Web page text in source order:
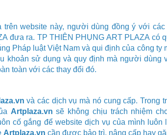
trên website này, người dùng đồng ý với
đưa ra. TP THIÊN PHỤNG ART PLAZA có
Pháp luật Việt Nam và qui định của công
khoản sử dụng và quy định mà người dùng
toàn với các thay đổi đó.
và các dịch vụ mà nó cung cấp. Trong
Artplaza.vn sẽ không chịu trách nhiệm
cố gắng để website dịch vụ của mình
Artplaza.vn cần được bảo trì, nâng cấp hay